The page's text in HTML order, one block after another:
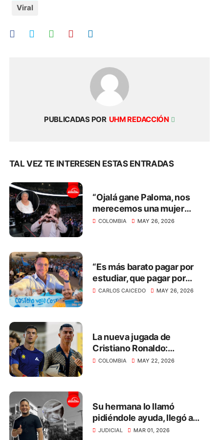
Viral
PUBLICADAS POR UHM REDACCIÓN
TAL VEZ TE INTERESEN ESTAS ENTRADAS
“Ojalá gane Paloma, nos
merecemos una mujer
capaz y decente”: el
COLOMBIA MAY 26, 2026
“Es más barato pagar por
estudiar, que pagar por
construir cárceles y
CARLOS CAICEDO MAY 26, 2026
La nueva jugada de
Cristiano Ronaldo:
transmitirá el Mundial 2026
COLOMBIA MAY 22, 2026
Su hermana lo llamó
pidiéndole ayuda, llegó a
defenderla y le incrustaron
JUDICIAL MAR 01, 2026